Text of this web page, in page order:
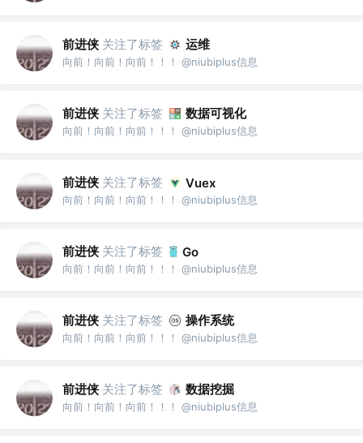
前进侠 关注了标签 运维
向前！向前！向前！！！ @niubiplus信息
前进侠 关注了标签 数据可视化
向前！向前！向前！！！ @niubiplus信息
前进侠 关注了标签 Vuex
向前！向前！向前！！！ @niubiplus信息
前进侠 关注了标签 Go
向前！向前！向前！！！ @niubiplus信息
前进侠 关注了标签 操作系统
向前！向前！向前！！！ @niubiplus信息
前进侠 关注了标签 数据挖掘
向前！向前！向前！！！ @niubiplus信息